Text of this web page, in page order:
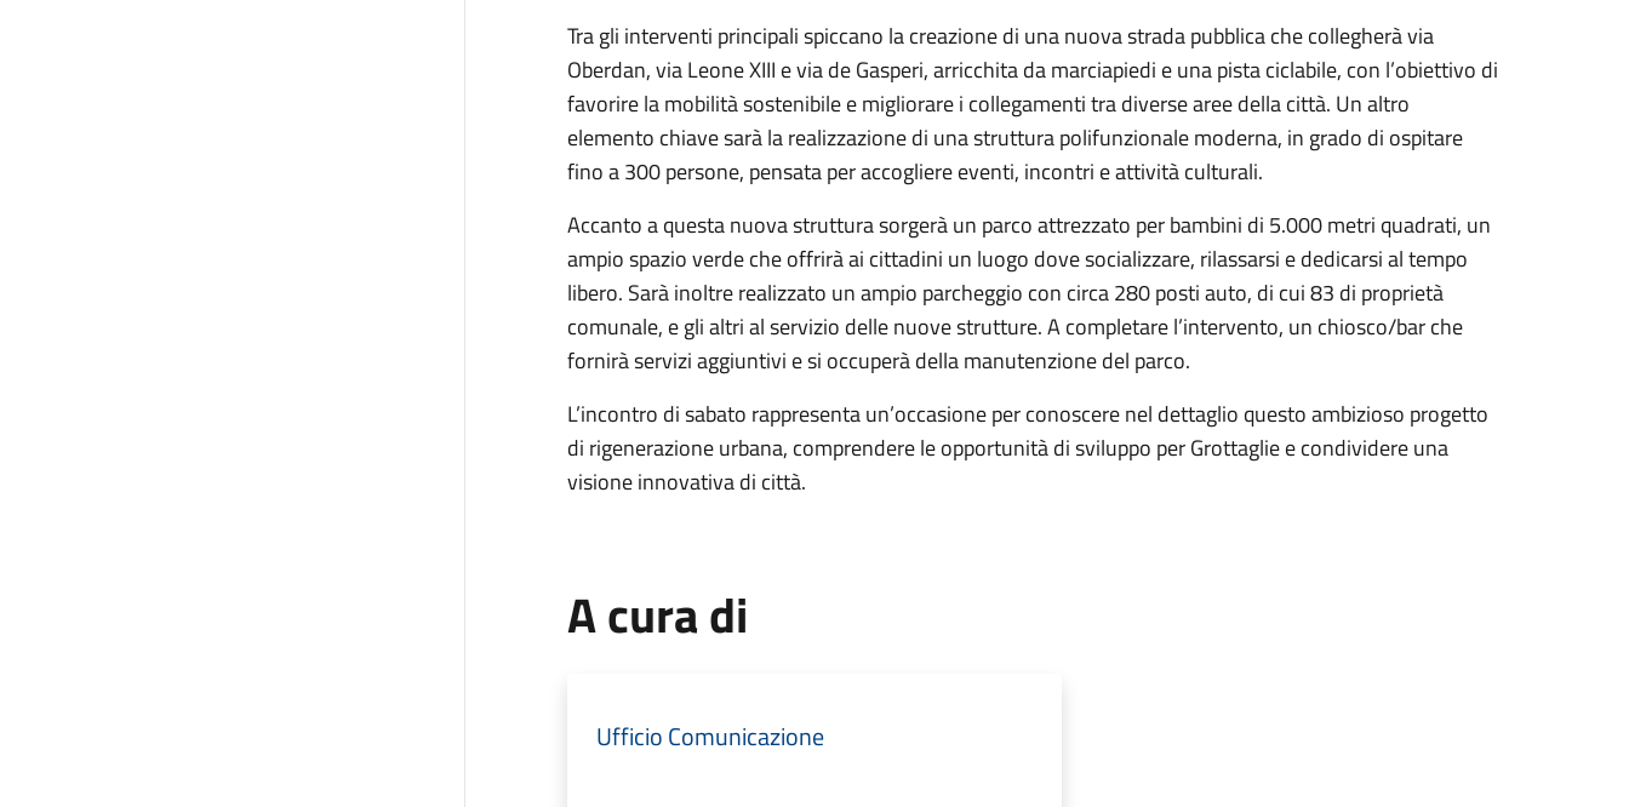
Tra gli interventi principali spiccano la creazione di una nuova strada pubblica che collegherà via
Oberdan, via Leone XIII e via de Gasperi, arricchita da marciapiedi e una pista ciclabile, con l’obiettivo di
favorire la mobilità sostenibile e migliorare i collegamenti tra diverse aree della città. Un altro
elemento chiave sarà la realizzazione di una struttura polifunzionale moderna, in grado di ospitare
fino a 300 persone, pensata per accogliere eventi, incontri e attività culturali.
Accanto a questa nuova struttura sorgerà un parco attrezzato per bambini di 5.000 metri quadrati, un
ampio spazio verde che offrirà ai cittadini un luogo dove socializzare, rilassarsi e dedicarsi al tempo
libero. Sarà inoltre realizzato un ampio parcheggio con circa 280 posti auto, di cui 83 di proprietà
comunale, e gli altri al servizio delle nuove strutture. A completare l’intervento, un chiosco/bar che
fornirà servizi aggiuntivi e si occuperà della manutenzione del parco.
L’incontro di sabato rappresenta un’occasione per conoscere nel dettaglio questo ambizioso progetto
di rigenerazione urbana, comprendere le opportunità di sviluppo per Grottaglie e condividere una
visione innovativa di città.
A cura di
Ufficio Comunicazione